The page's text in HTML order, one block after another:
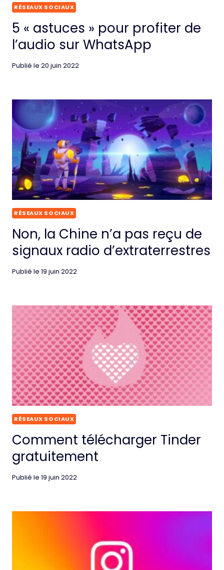
RÉSEAUX SOCIAUX
5 « astuces » pour profiter de
l’audio sur WhatsApp
Publié le 20 juin 2022
RÉSEAUX SOCIAUX
Non, la Chine n’a pas reçu de
signaux radio d’extraterrestres
Publié le 19 juin 2022
RÉSEAUX SOCIAUX
Comment télécharger Tinder
gratuitement
Publié le 19 juin 2022